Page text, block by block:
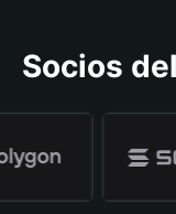
Socios